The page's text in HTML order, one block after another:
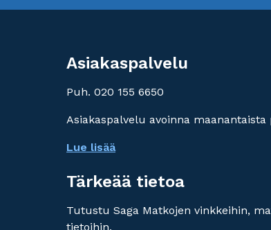
Asiakaspalvelu
Puh. 020 155 6650
Asiakaspalvelu avoinna
Lue lisää
Tärkeää tietoa
Tutustu Saga Matkojen vinkkeihin,
tietoihin.